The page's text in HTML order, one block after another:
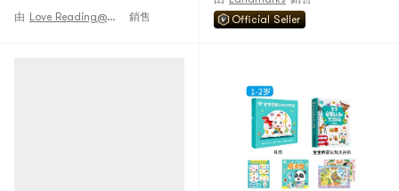
由 Love Reading@CHINA 銷售
Official Seller